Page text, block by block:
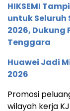
HIKSEMI
untuk Seluruh
2026, Dukung
Tenggara
Huawei Jadi
2026
Promosi
wilayah kerja